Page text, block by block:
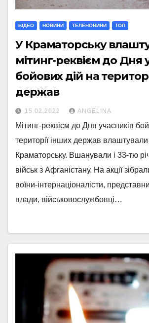
ВІДЕО НОВИНИ ТЕЛЕНОВИНИ ТОП
У Краматорську
мітинг-реквієм до Дня
бойових дій на
держав
15.02.2022 ANGELINA
Мітинг-реквієм до Дня учасників
території інших держав влаштували
Краматорську. Вшанували і 33-тю
військ з Афганістану. На акції
воїни-інтернаціоналісти,
влади, військовослужбовці…